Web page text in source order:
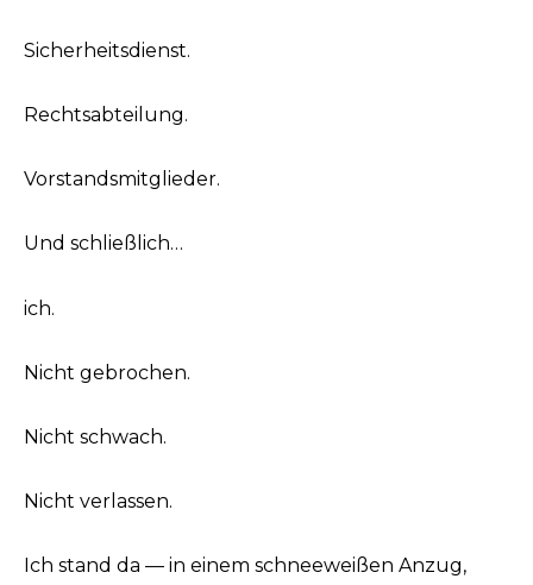
Sicherheitsdienst.
Rechtsabteilung.
Vorstandsmitglieder.
Und schließlich…
ich.
Nicht gebrochen.
Nicht schwach.
Nicht verlassen.
Ich stand da — in einem schneeweißen Anzug,